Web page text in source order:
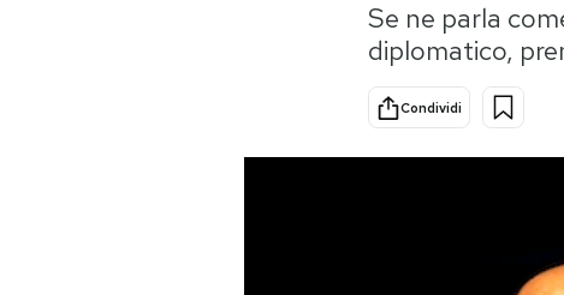
Consumismi
Storie/Idee
Ok Boomer!
Media
Se ne parla
diplomatico,
Condividi